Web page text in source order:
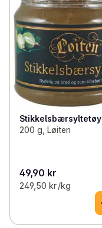
Stikkelsbærsyltetøy
200 g, Løiten
49,90 kr
249,50 kr /kg